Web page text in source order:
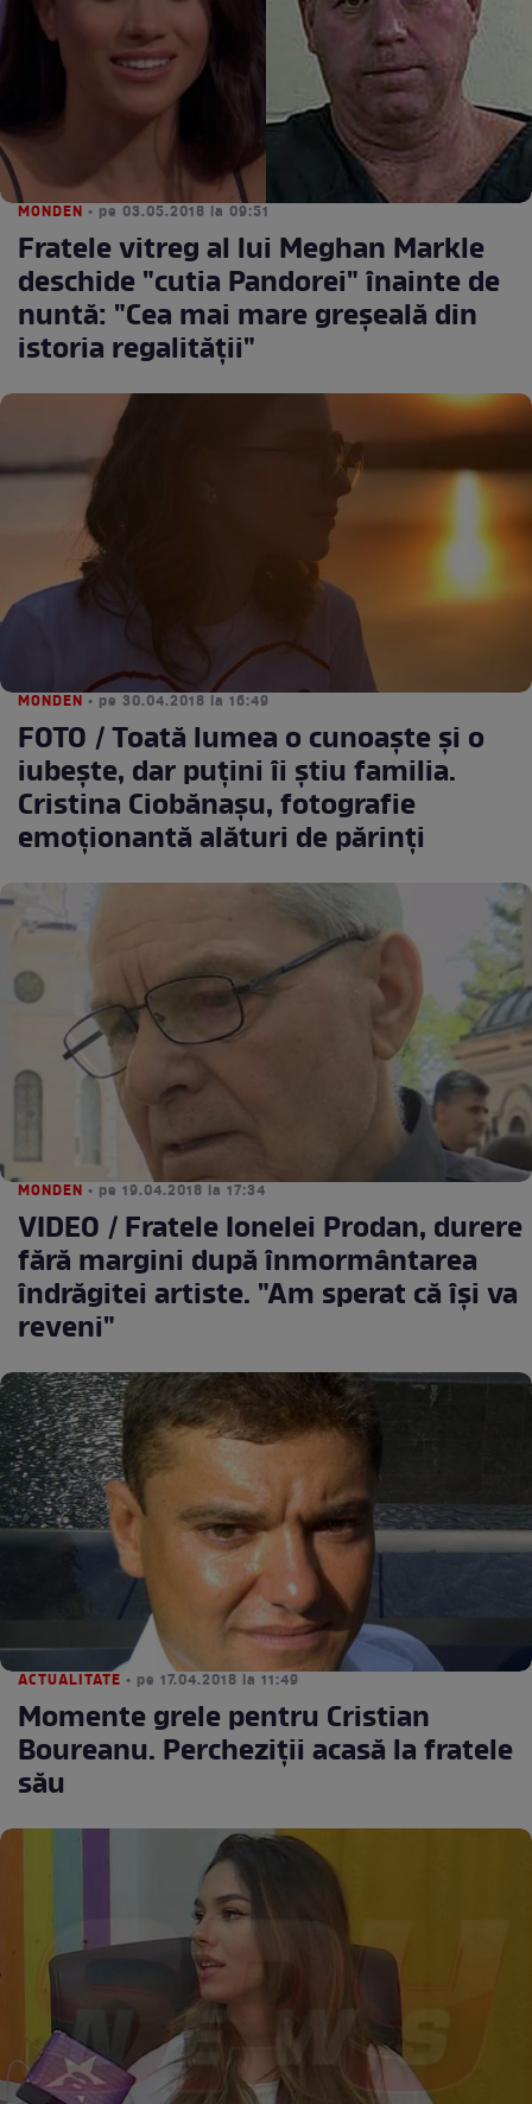
MONDEN • pe 03.05.2018 la 09:51
Fratele vitreg al lui Meghan Markle
deschide "cutia Pandorei" înainte de
nuntă: "Cea mai mare greșeală din
istoria regalității"
MONDEN • pe 30.04.2018 la 16:49
FOTO / Toată lumea o cunoaște și o
iubește, dar puțini îi știu familia.
Cristina Ciobănașu, fotografie
emoționantă alături de părinți
MONDEN • pe 19.04.2018 la 17:34
VIDEO / Fratele Ionelei Prodan, durere
fără margini după înmormântarea
îndrăgitei artiste. "Am sperat că îşi va
reveni"
ACTUALITATE • pe 17.04.2018 la 11:49
Momente grele pentru Cristian
Boureanu. Percheziţii acasă la fratele
său